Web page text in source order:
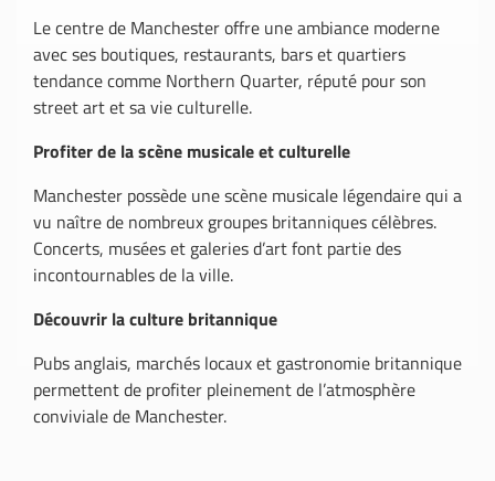
Le centre de Manchester offre une ambiance moderne
avec ses boutiques, restaurants, bars et quartiers
tendance comme Northern Quarter, réputé pour son
street art et sa vie culturelle.
Profiter de la scène musicale et culturelle
Manchester possède une scène musicale légendaire qui a
vu naître de nombreux groupes britanniques célèbres.
Concerts, musées et galeries d’art font partie des
incontournables de la ville.
Découvrir la culture britannique
Pubs anglais, marchés locaux et gastronomie britannique
permettent de profiter pleinement de l’atmosphère
conviviale de Manchester.